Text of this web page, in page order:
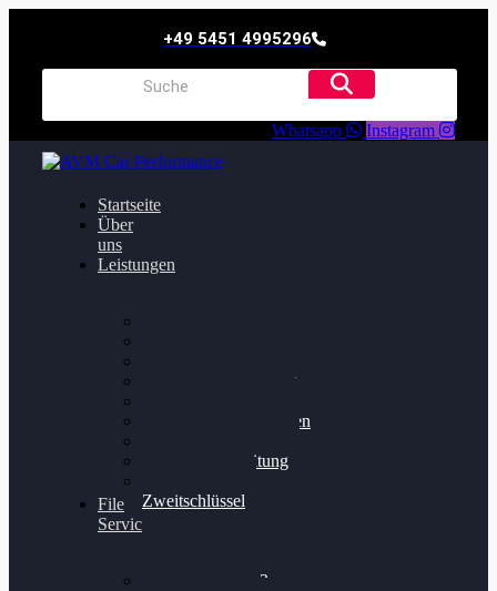
+49 5451 4995296
Whatsapp Instagram
Startseite
Über
uns
Leistungen
Getriebeoptimierung
Bremsscheiben planen
Felgenaufbereitung
Zweitschlüssel
File
Service
Alientech Kess3